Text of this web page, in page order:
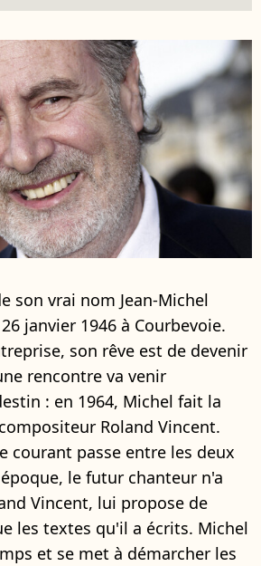
son vrai nom Jean-Michel
janvier 1946 à Courbevoie.
son rêve est de devenir
rencontre va venir
: en 1964, Michel fait la
Roland Vincent.
courant passe entre les deux
le futur chanteur n'a
Vincent, lui propose de
les textes qu'il a écrits. Michel
et se met à démarcher les